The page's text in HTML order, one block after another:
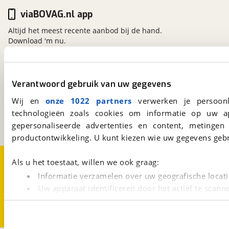
Verantwoord gebruik van uw gegevens
Wij en onze 1022 partners verwerken je
technologieën zoals cookies om informatie op
gepersonaliseerde advertenties en content,
productontwikkeling. U kunt kiezen wie uw gegevens
Als u het toestaat, willen we ook graag:
Informatie verzamelen over uw geografische
Uw apparaat identificeren door het actief te
Lees meer over hoe uw persoonlijke gegevens worden
viaBOVAG.nl
3981 AJ
Bunnik
Een initiatief van
BOVAG
viaBOVAG.nl app
Altijd het meest recente aanbod bij de hand.
Download 'm nu.
Over viaBOVAG.nl
Disclaimer- en Privacyverklaring
CookievoorkeurenVacatures